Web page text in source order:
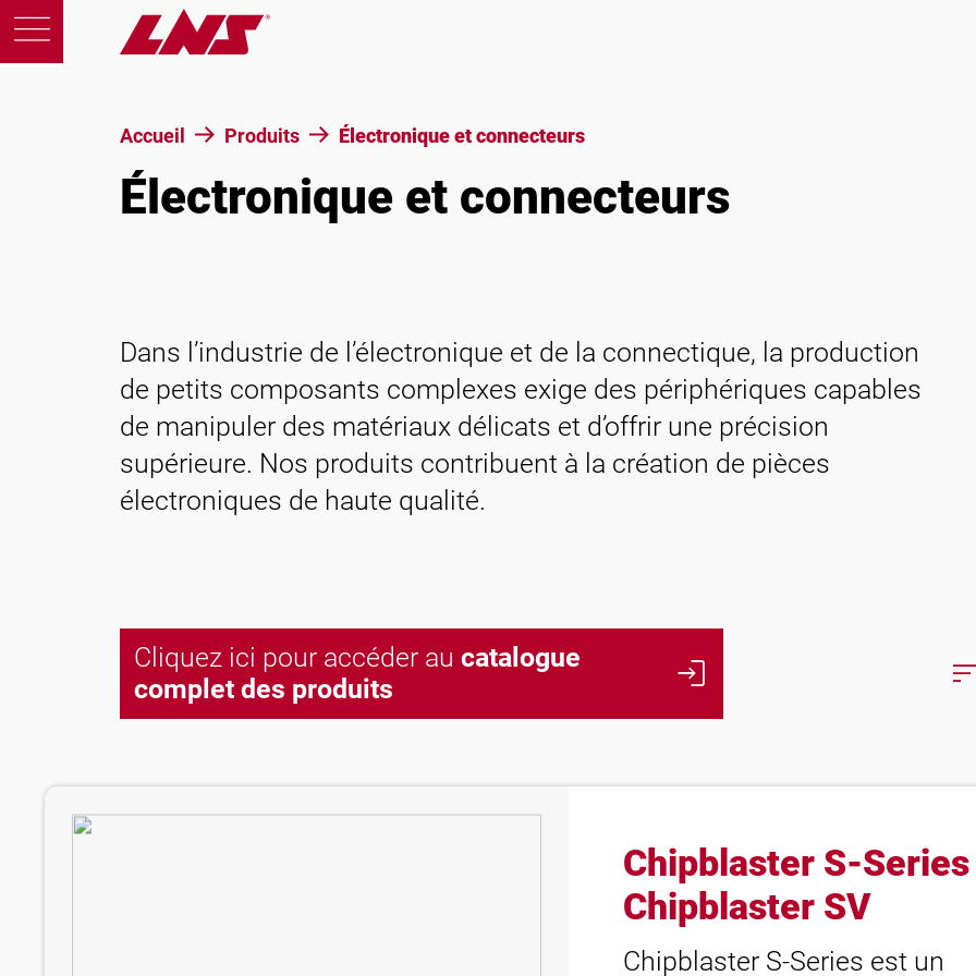
Accueil Produits Électronique et connecteurs
Électronique et connecteurs
Dans l’industrie de l’électronique et de la connectique, la production
de petits composants complexes exige des périphériques capables
de manipuler des matériaux délicats et d’offrir une précision
supérieure. Nos produits contribuent à la création de pièces
électroniques de haute qualité.
Cliquez ici pour accéder au catalogue
complet des produits
login
Chipblaster S-
Chipblaster SV
Chipblaster S-Series est un
Produits
A propos de nous
Carrières
Contact